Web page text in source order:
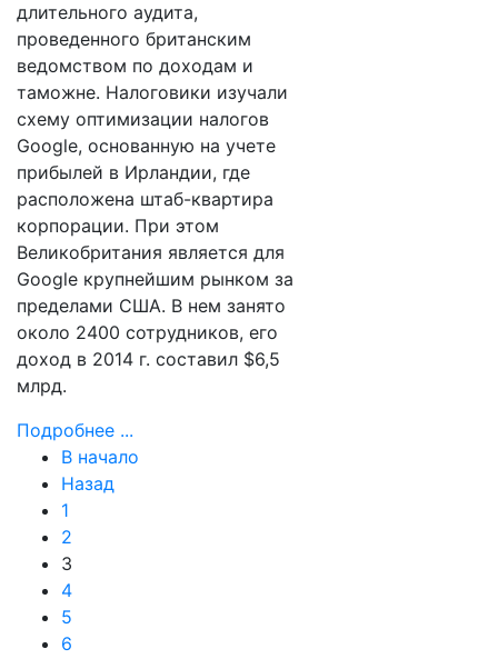
длительного аудита,
проведенного британским
ведомством по доходам и
таможне. Налоговики изучали
схему оптимизации налогов
Google, основанную на учете
прибылей в Ирландии, где
расположена штаб-квартира
корпорации. При этом
Великобритания является для
Google крупнейшим рынком за
пределами США. В нем занято
около 2400 сотрудников, его
доход в 2014 г. составил $6,5
млрд.
Подробнее ...
В начало
Назад
1
2
3
4
5
6